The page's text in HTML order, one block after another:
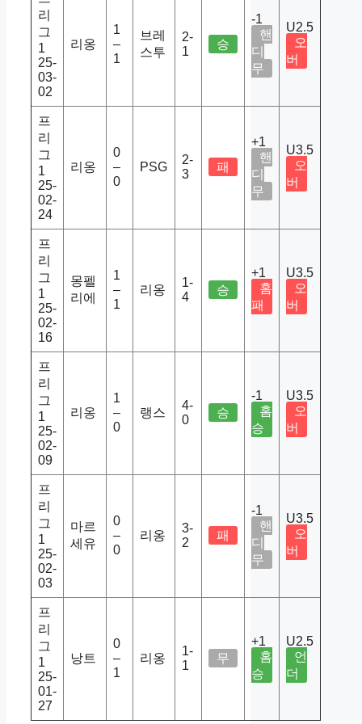
리
그
1
25-
03-
02
리옹
1
–
1
브레
스투
2-
1
승
-1
핸
디
무
U2.5
오
버
프
리
그
1
25-
02-
24
리옹
0
–
0
PSG
2-
3
패
+1
핸
디
무
U3.5
오
버
프
리
그
1
25-
02-
16
몽펠
리에
1
–
1
리옹
1-
4
승
+1
홈
패
U3.5
오
버
프
리
그
1
25-
02-
09
리옹
1
–
0
랭스
4-
0
승
-1
홈
승
U3.5
오
버
프
리
그
1
25-
02-
03
마르
세유
0
–
0
리옹
3-
2
패
-1
핸
디
무
U3.5
오
버
프
리
그
1
25-
01-
27
낭트
0
–
1
리옹
1-
1
무
+1
홈
승
U2.5
언
더